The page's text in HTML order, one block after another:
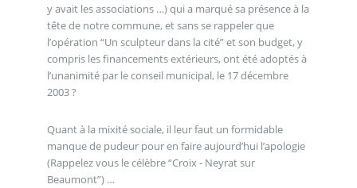
y avait les associations …) qui a marqué sa présence à la
tête de notre commune, et sans se rappeler que
l’opération “Un sculpteur dans la cité” et son budget, y
compris les financements extérieurs, ont été adoptés à
l’unanimité par le conseil municipal, le 17 décembre
2003 ?
Quant à la mixité sociale, il leur faut un formidable
manque de pudeur pour en faire aujourd’hui l’apologie
(Rappelez vous le célèbre “Croix - Neyrat sur
Beaumont”) …